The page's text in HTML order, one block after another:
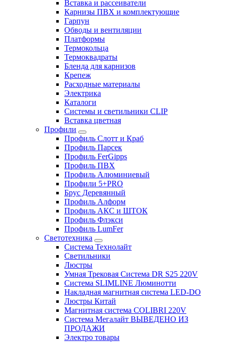
Вставка и рассеиватели
Карнизы ПВХ и комплектующие
Гарпун
Обводы и вентиляции
Платформы
Термокольца
Термоквадраты
Бленда для карнизов
Крепеж
Расходные материалы
Электрика
Каталоги
Системы и светильники CLIP
Вставка цветная
Профили
Профиль Слотт и Краб
Профиль Парсек
Профиль FerGipps
Профиль ПВХ
Профиль Алюминиевый
Профили 5+PRO
Брус Деревянный
Профиль Алформ
Профиль АКС и ШТОК
Профиль Флэкси
Профиль LumFer
Светотехника
Система Технолайт
Светильники
Люстры
Умная Трековая Система DR S25 220V
Система SLIMLINE Люминотти
Накладная магнитная система LED-DO
Люстры Китай
Магнитная система COLIBRI 220V
Система Мегалайт ВЫВЕДЕНО ИЗ
ПРОДАЖИ
Электро товары